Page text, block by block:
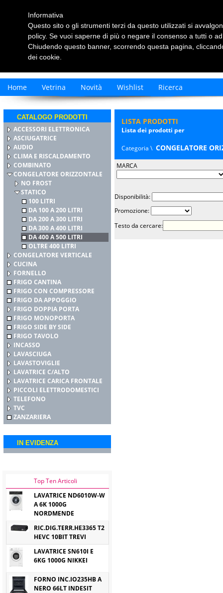
Home Vetrina Novità Wishlist Ricerca
CATALOGO PRODOTTI
ACCESSORI ELETTRONICA
ASCIUGATRICE
AUDIO
CLIMA E RISCALDAMENTO
COMBINATO
CONGELATORE ORIZZONTALE
NO FROST
STATICO
100 LITRI
DA 100 A 200 LITRI
DA 200 A 300 LITRI
DA 300 A 400 LITRI
DA 400 A 500 LITRI
OLTRE 400 LITRI
CONGELATORE VERTICALE
CUCINA
FORNELLO
FRIGO CANTINA
FRIGO CON COMPRESSORE
FRIGO DA APPOGGIO
FRIGO DOPPIA PORTA
FRIGO MONOPORTA
FRIGO SIDE BY SIDE
FRIGO TAVOLO
INCASSO
LAVASCIUGA
LAVASTOVIGLIE
LAVATRICE C/ALTO
LAVATRICE CARICA FRONTALE
PICCOLI ELETTRODOMESTICI
TELEFONO
TVC
ZANZARIERA
IN EVIDENZA
Top Ten Articoli
LAVATRICE ND6010W-W
A 6K 1000G
NORDMENDE
RIC.DIG.TERR.HE3365 T2
HEVC 10BIT TREVI
LAVATRICE SN610I E
6KG 1000G NIKKEI
FORNO INC.IO235HB A
NERO 66LT INDESIT
LISTA PRODOTTI
Lista dei prodotti per
Categoria \ CONGELATORE
MARCA
Disponibilità:
Promozione:
Testo da cercare:
Informativa
Questo sito o gli strumenti terzi da questo utilizzati si
policy. Se vuoi saperne di più o negare il consenso a tutti o
Chiudendo questo banner, scorrendo questa pagina,
dei cookie.